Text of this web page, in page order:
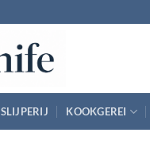
SLIJPERIJ KOOKGEREI